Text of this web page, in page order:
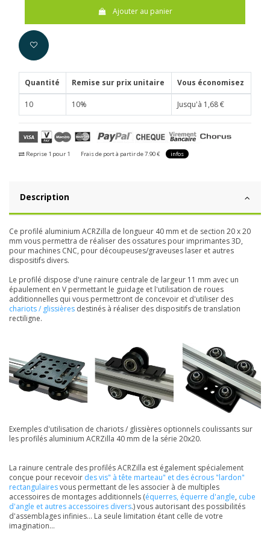
Ajouter au panier
Quantité Remise sur prix unitaire Vous économisez
10 10% Jusqu'à 1,68 €
Reprise 1 pour 1 Frais de port à partir de 7.90 € infos
Description
Ce profilé aluminium ACRZilla de longueur 40 mm et de section 20 x 20
mm vous permettra de réaliser des ossatures pour imprimantes 3D,
pour machines CNC, pour découpeuses/graveuses laser et autres
dispositifs divers.
Le profilé dispose d'une rainure centrale de largeur 11 mm avec un
épaulement en V permettant le guidage et l'utilisation de roues
additionnelles qui vous permettront de concevoir et d'utiliser des
chariots / glissières destinés à réaliser des dispositifs de translation
rectiligne.
Exemples d'utilisation de chariots / glissières optionnels coulissants sur
les profilés aluminium ACRZilla 40 mm de la série 20x20.
La rainure centrale des profilés ACRZilla est également spécialement
conçue pour recevoir des vis" à tête marteau" et des écrous "lardon"
rectangulairesvous permettant de les associer à de multiples
accessoires de montages additionnels (équerres, équerre d'angle, cube
d'angle et autres accessoires divers.) vous autorisant des possibilités
d'assemblages infinies... La seule limitation étant celle de votre
imagination...